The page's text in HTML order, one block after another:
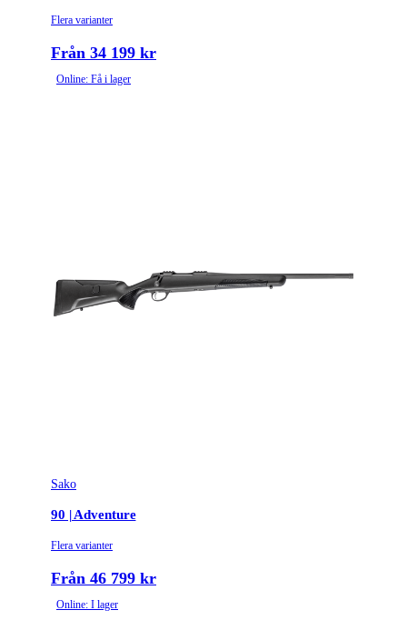
Flera varianter
Från 34 199 kr
Online: Få i lager
Sako
90 | Adventure
Flera varianter
Från 46 799 kr
Online: I lager